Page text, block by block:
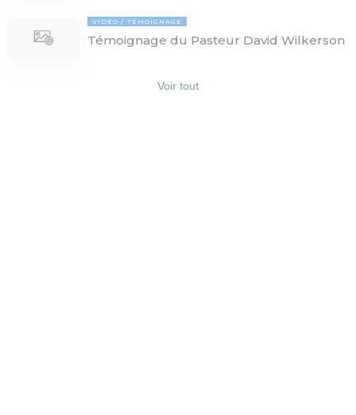
VIDÉO TÉMOIGNAGE
Témoignage du Pasteur David Wilkerson
Voir tout